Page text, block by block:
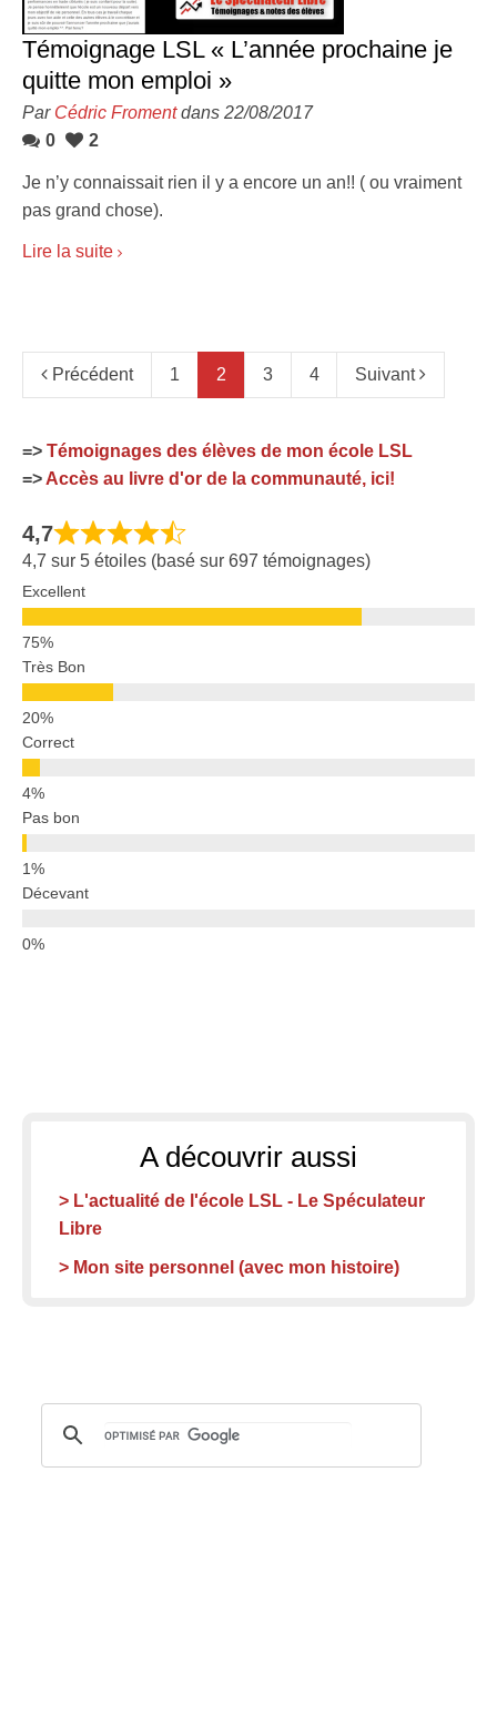
Témoignage LSL « L’année prochaine je
quitte mon emploi »
Par Cédric Fromentdans 22/08/2017
0
2
Je n’y connaissait rien il y a encore un an!! ( ou vraiment
pas grand chose).
Lire la suite
Précédent 1 2 3 4 Suivant
=> Témoignages des élèves de mon école LSL
=> Accès au livre d'or de la communauté, ici!
4,7
4,7 sur 5 étoiles (basé sur 697 témoignages)
Excellent
Très Bon
Correct
Pas bon
Décevant
A découvrir aussi
> L'actualité de l'école LSL - Le Spéculateur
Libre
> Mon site personnel (avec mon histoire)